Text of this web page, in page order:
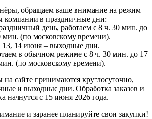
обращаем ваше внимание на режим
компании в праздничные дни:
день, работаем с 8 ч. 30 мин. до
мин. (по московскому времени).
13, 14 июня – выходные дни.
в обычном режиме с 8 ч. 30 мин. до 17
(по московскому времени).
на сайте принимаются круглосуточно,
и выходные дни. Обработка заказов и
начнутся с 15 июня 2026 года.
и заранее планируйте свои закупки!